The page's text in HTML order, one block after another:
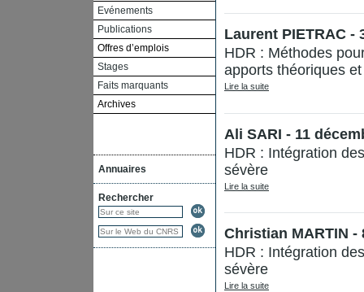
Evénements
Publications
Offres d’emplois
Stages
Faits marquants
Archives
Annuaires
Rechercher
Laurent PIETRAC -
HDR : Méthodes
apports théoriques
Lire la suite
Ali SARI - 11
HDR : Intégration
sévère
Lire la suite
Christian MARTIN -
HDR : Intégration
sévère
Lire la suite